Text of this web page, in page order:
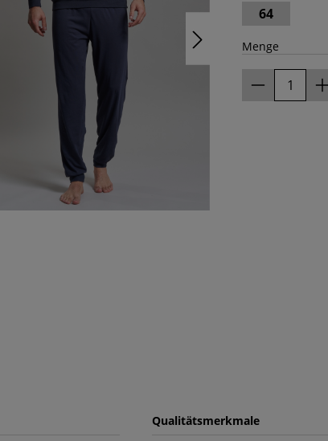
64
Menge
Qualitätsmerkmale